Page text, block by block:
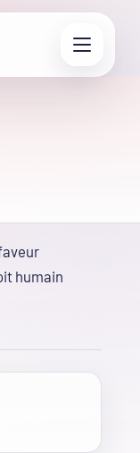
humain